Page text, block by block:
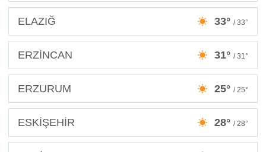
ELAZIĞ 33° / 33°
ERZİNCAN 31° / 31°
ERZURUM 25° / 25°
ESKİŞEHİR 28° / 28°